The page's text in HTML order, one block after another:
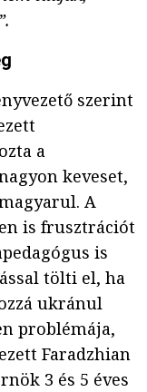
szerint
a
keveset,
A
is frusztrációt
is
tölti el, ha
ukránul
problémája,
Faradzhian
3 és 5 éves